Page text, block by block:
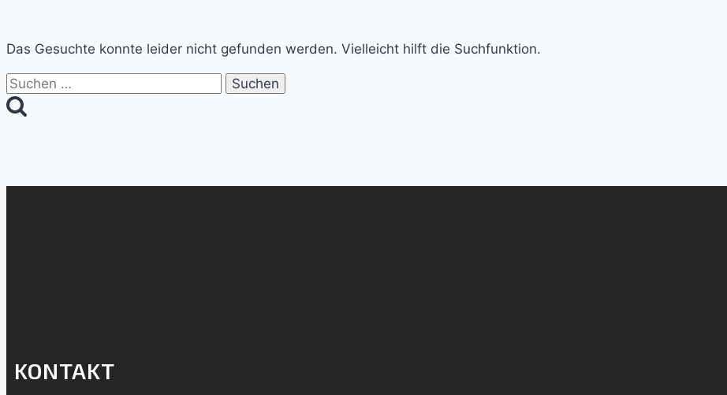
Das Gesuchte konnte leider nicht gefunden werden. Vielleicht hilft die Suchfunktion.
Suchen
nach:
KONTAKT